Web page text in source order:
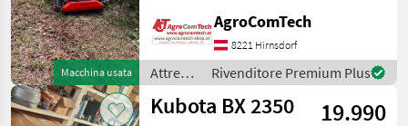
Macchina usata
164x136x85cm Gewicht
490kg Steuerung
Fernbedienung Jack
Mulcher JML 28-80 HB KS
MUL Verka
AgroComTech
8221 Hirnsdorf
Attrezzi
comunali
/ Jack
Rivenditore Premium Plus
Kubota BX 2350
19.990